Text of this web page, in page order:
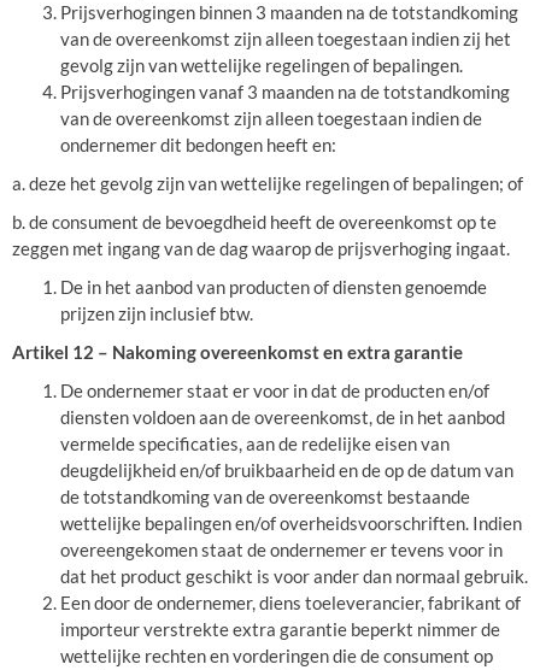
Prijsverhogingen binnen 3 maanden na de totstandkoming
van de overeenkomst zijn alleen toegestaan indien zij het
gevolg zijn van wettelijke regelingen of bepalingen.
Prijsverhogingen vanaf 3 maanden na de totstandkoming
van de overeenkomst zijn alleen toegestaan indien de
ondernemer dit bedongen heeft en:
a. deze het gevolg zijn van wettelijke regelingen of bepalingen; of
b. de consument de bevoegdheid heeft de overeenkomst op te
zeggen met ingang van de dag waarop de prijsverhoging ingaat.
De in het aanbod van producten of diensten genoemde
prijzen zijn inclusief btw.
Artikel 12 – Nakoming overeenkomst en extra garantie
De ondernemer staat er voor in dat de producten en/of
diensten voldoen aan de overeenkomst, de in het aanbod
vermelde specificaties, aan de redelijke eisen van
deugdelijkheid en/of bruikbaarheid en de op de datum van
de totstandkoming van de overeenkomst bestaande
wettelijke bepalingen en/of overheidsvoorschriften. Indien
overeengekomen staat de ondernemer er tevens voor in
dat het product geschikt is voor ander dan normaal gebruik.
Een door de ondernemer, diens toeleverancier, fabrikant of
importeur verstrekte extra garantie beperkt nimmer de
wettelijke rechten en vorderingen die de consument op